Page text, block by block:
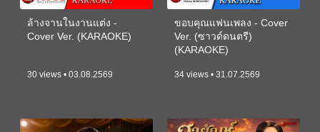
ล้างจานในงานแต่ง -
Cover Ver. (KARAOKE)
30 views • 03.08.2569
ขอบคุณแฟนเพลง - Cover
Ver. (ซาวด์ดนตรี)
(KARAOKE)
34 views • 31.07.2569